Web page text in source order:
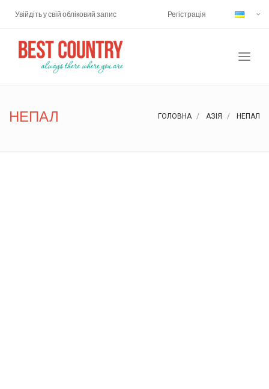
Увійдіть у свій обліковий запис Регістрація
НЕПАЛ ГОЛОВНА АЗІЯ НЕПАЛ